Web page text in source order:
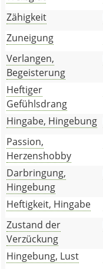
Zähigkeit
Zuneigung
Verlangen,
Begeisterung
Heftiger
Gefühlsdrang
Hingabe, Hingebung
Passion,
Herzenshobby
Darbringung,
Hingebung
Heftigkeit, Hingabe
Zustand der
Verzückung
Hingebung, Lust